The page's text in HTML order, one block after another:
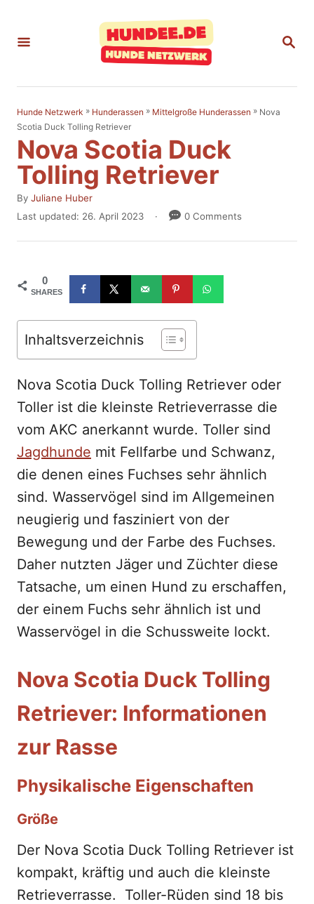
S
R
Hunde Netzwerk » Hunderassen » Mittelgroße Hunderassen » Nova
Scotia Duck Tolling Retriever
Nova Scotia Duck
Tolling Retriever
By A
u
h
Juliane Huber
P
s
d
n
Last updated: 26. April 2023 0 Comments
0
SHARES
Inhaltsverzeichnis
Nova Scotia Duck Tolling Retriever oder
Toller ist die kleinste Retrieverrasse die
vom AKC anerkannt wurde. Toller sind
Jagdhunde mit Fellfarbe und Schwanz,
die denen eines Fuchses sehr ähnlich
sind. Wasservögel sind im Allgemeinen
neugierig und fasziniert von der
Bewegung und der Farbe des Fuchses.
Daher nutzten Jäger und Züchter diese
Tatsache, um einen Hund zu erschaffen,
der einem Fuchs sehr ähnlich ist und
Wasservögel in die Schussweite lockt.
Nova Scotia Duck Tolling
Retriever: Informationen
zur Rasse
Physikalische Eigenschaften
Größe
Der Nova Scotia Duck Tolling Retriever ist
kompakt, kräftig und auch die kleinste
Retrieverrasse. Toller-Rüden sind 18 bis